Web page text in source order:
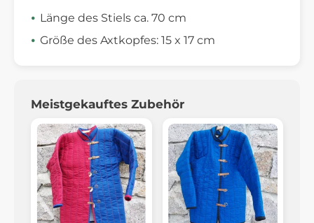
Länge des Stiels ca. 70 cm
Größe des Axtkopfes: 15 x 17 cm
Meistgekauftes Zubehör